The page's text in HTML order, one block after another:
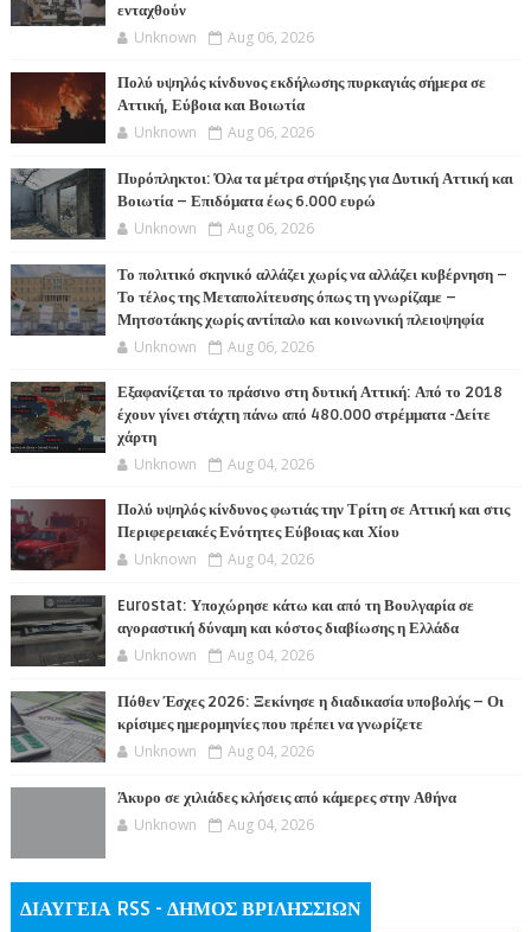
ενταχθούν
Unknown Aug 06, 2026
Πολύ υψηλός κίνδυνος εκδήλωσης πυρκαγιάς σήμερα σε
Αττική, Εύβοια και Βοιωτία
Unknown Aug 06, 2026
Πυρόπληκτοι: Όλα τα μέτρα στήριξης για Δυτική Αττική και
Βοιωτία – Επιδόματα έως 6.000 ευρώ
Unknown Aug 06, 2026
Το πολιτικό σκηνικό αλλάζει χωρίς να αλλάζει κυβέρνηση –
Το τέλος της Μεταπολίτευσης όπως τη γνωρίζαμε –
Μητσοτάκης χωρίς αντίπαλο και κοινωνική πλειοψηφία
Unknown Aug 06, 2026
Εξαφανίζεται το πράσινο στη δυτική Αττική: Από το 2018
έχουν γίνει στάχτη πάνω από 480.000 στρέμματα -Δείτε
χάρτη
Unknown Aug 04, 2026
Πολύ υψηλός κίνδυνος φωτιάς την Τρίτη σε Αττική και στις
Περιφερειακές Ενότητες Εύβοιας και Χίου
Unknown Aug 04, 2026
Eurostat: Υποχώρησε κάτω και από τη Βουλγαρία σε
αγοραστική δύναμη και κόστος διαβίωσης η Ελλάδα
Unknown Aug 04, 2026
Πόθεν Έσχες 2026: Ξεκίνησε η διαδικασία υποβολής – Οι
κρίσιμες ημερομηνίες που πρέπει να γνωρίζετε
Unknown Aug 04, 2026
Άκυρο σε χιλιάδες κλήσεις από κάμερες στην Αθήνα
Unknown Aug 04, 2026
ΔΙΑΥΓΕΙΑ RSS - ΔΗΜΟΣ ΒΡΙΛΗΣΣΙΩΝ